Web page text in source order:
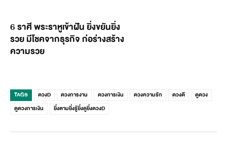
6 ราศี พระราหูเข้าฝัน ยิ่งขยันยิ่ง
รวย มีโชคจากธุรกิจ ก่อร่างสร้าง
ความรวย
TAGS ดวงD ดวงการงาน ดวงการเงิน ดวงความรัก ดวงดี
ดูดวง
ดูดวงการเงิน
ยิ่งตามยิ่งรู้ยิ่งดูยิ่งดวงD